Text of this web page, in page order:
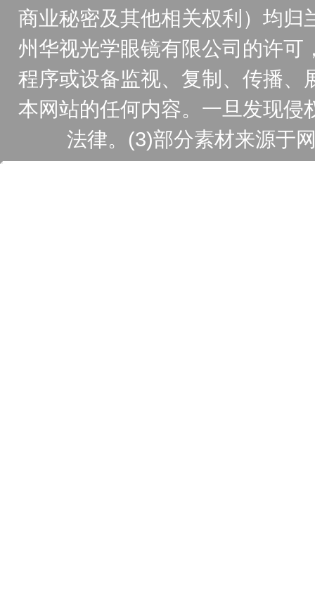
商业秘密及其他相关权利）均归
州华视光学眼镜有限公司的许
程序或设备监视、复制、传播、
本网站的任何内容。一旦发现侵
法律。(3)部分素材来源于